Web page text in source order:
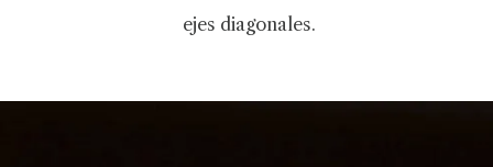
ejes diagonales.